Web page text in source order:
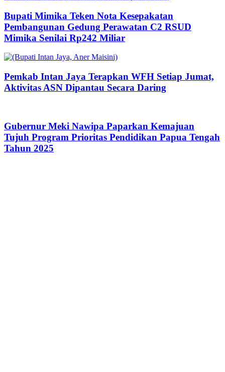
Bupati Mimika Teken Nota Kesepakatan
Pembangunan Gedung Perawatan C2 RSUD
Mimika Senilai Rp242 Miliar
Pemkab Intan Jaya Terapkan WFH Setiap Jumat,
Aktivitas ASN Dipantau Secara Daring
Gubernur Meki Nawipa Paparkan Kemajuan
Tujuh Program Prioritas Pendidikan Papua Tengah
Tahun 2025